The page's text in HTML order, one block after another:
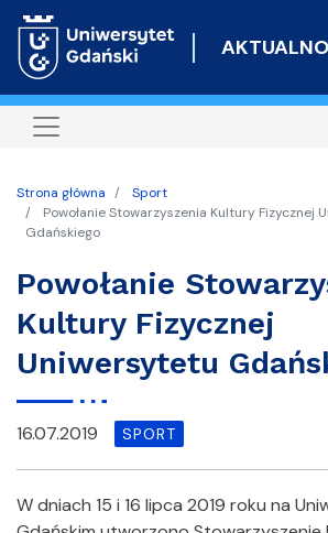
do
Strona główna
Sport
Powołanie Stowarzyszenia Kultury Fizycznej
Gdańskiego
Powołanie
Kultury Fizycznej
Uniwersytetu
16.07.2019 SPORT
W dniach 15 i 16 lipca 2019 roku na